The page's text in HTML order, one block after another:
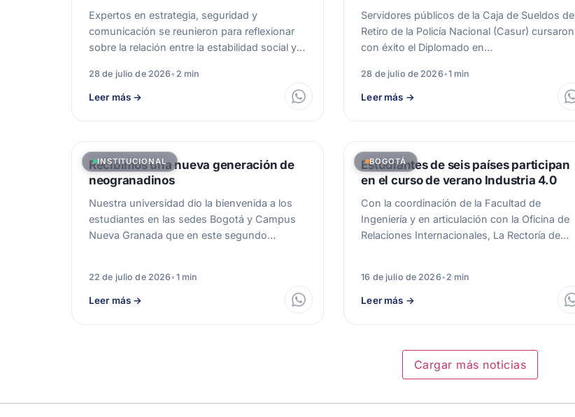
Expertos en estrategia, seguridad y
comunicación se reunieron para reflexionar
sobre la relación entre la estabilidad social y
28 de julio de 2026• 2 min
Leer más →
Servidores públicos de la Caja de Sueldos de
Retiro de la Policía Nacional (Casur) cursaron
con éxito el Diplomado en…
28 de julio de 2026•1 min
Leer más →
INSTITUCIONAL
Recibimos una nueva generación de
neogranadinos
Nuestra universidad dio la bienvenida a los
estudiantes en las sedes Bogotá y Campus
Nueva Granada que en este segundo…
22 de julio de 2026• 1 min
Leer más →
BOGOTÁ
Estudiantes de seis países participan
en el curso de verano Industria 4.0
Con la coordinación de la Facultad de
Ingeniería y en articulación con la Oficina de
Relaciones Internacionales, La Rectoría de…
16 de julio de 2026• 2 min
Leer más →
Cargar más noticias